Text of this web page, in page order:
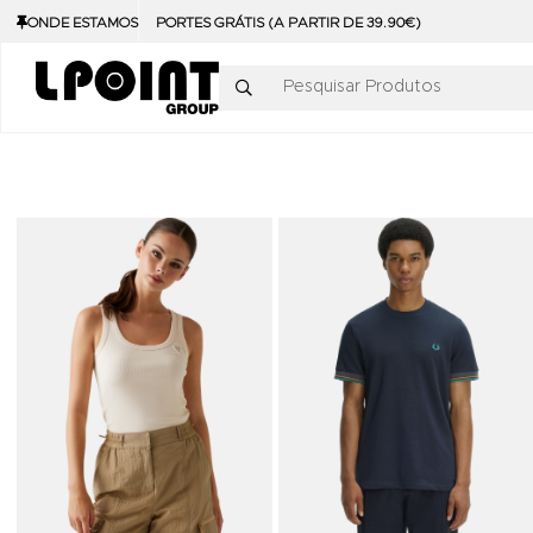
ONDE ESTAMOS PORTES GRÁTIS (A PARTIR DE 39.90€)
Pesquisar Produtos
Adicionar aos Favoritos